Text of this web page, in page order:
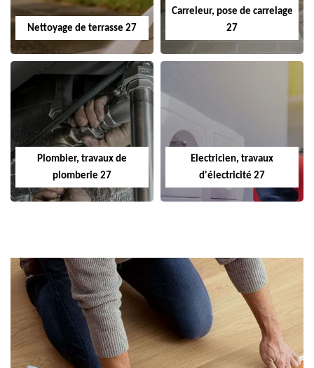
Nettoyage de terrasse 27
Carreleur, pose de carrelage
27
Plombier, travaux de
plomberie 27
Electricien, travaux
d'électricité 27